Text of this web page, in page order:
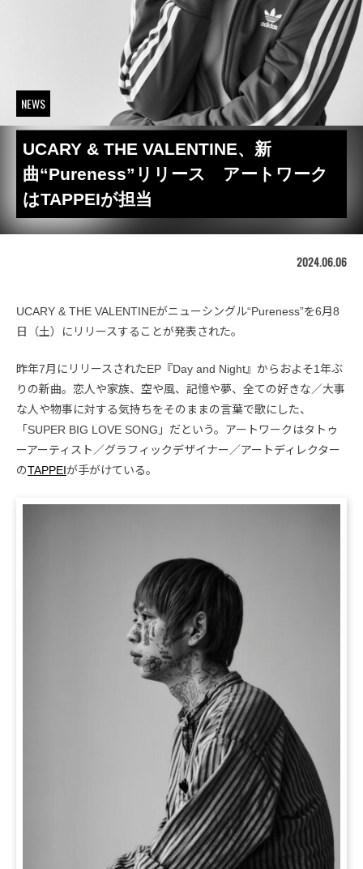
NEWS
UCARY & THE VALENTINE、新
曲“Pureness”リリース アートワーク
はTAPPEIが担当
2024.06.06
UCARY & THE VALENTINEがニューシングル“Pureness”を6月8
日（土）にリリースすることが発表された。
昨年7月にリリースされたEP『Day and Night』からおよそ1年ぶ
りの新曲。恋人や家族、空や風、記憶や夢、全ての好きな／大事
な人や物事に対する気持ちをそのままの言葉で歌にした、
「SUPER BIG LOVE SONG」だという。アートワークはタトゥ
ーアーティスト／グラフィックデザイナー／アートディレクター
のTAPPEIが手がけている。